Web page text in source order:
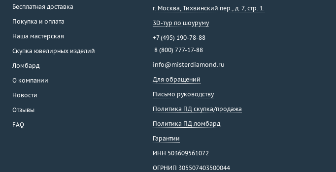
Бесплатная доставка
Покупка и оплата
Наша мастерская
Скупка ювелирных изделий
Ломбард
О компании
Новости
Отзывы
FAQ
г. Москва, Тихвинский пер., д. 7, стр. 1.
3D-тур по шоуруму
+7 (495) 190-78-88
8 (800) 777-17-88
info@misterdiamond.ru
Для обращений
Письмо руководству
Политика ПД скупка/продажа
Политика ПД ломбард
Гарантии
ИНН 503609561072
ОГРНИП 305507403500044